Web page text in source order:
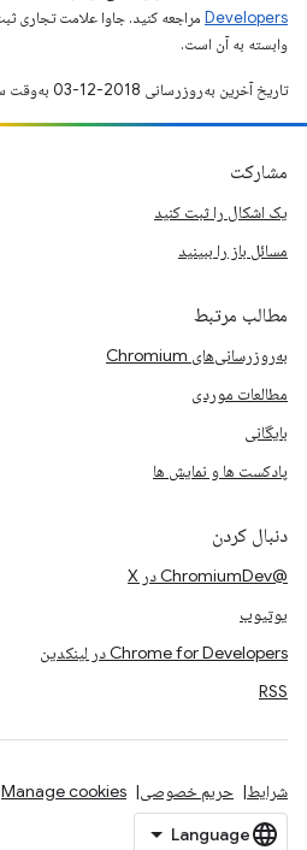
Developers‏
وابسته به آن است.
تاریخ آخرین به‌روزرسانی 2018-12-03 به‌وقت ساعت هماهنگ جهانی.
مشارکت
یک اشکال را ثبت کنید
مسائل باز را ببینید
مطالب مرتبط
به‌روزرسانی‌های Chromium
مطالعات موردی
بایگانی
پادکست ها و نمایش ها
دنبال کردن
@ChromiumDev در X
یوتیوب
Chrome for Developers در لینکدین
RSS
شرایط حریم خصوصی Manage cookies